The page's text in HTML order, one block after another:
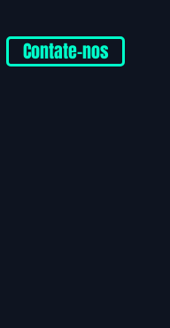
Contate-nos